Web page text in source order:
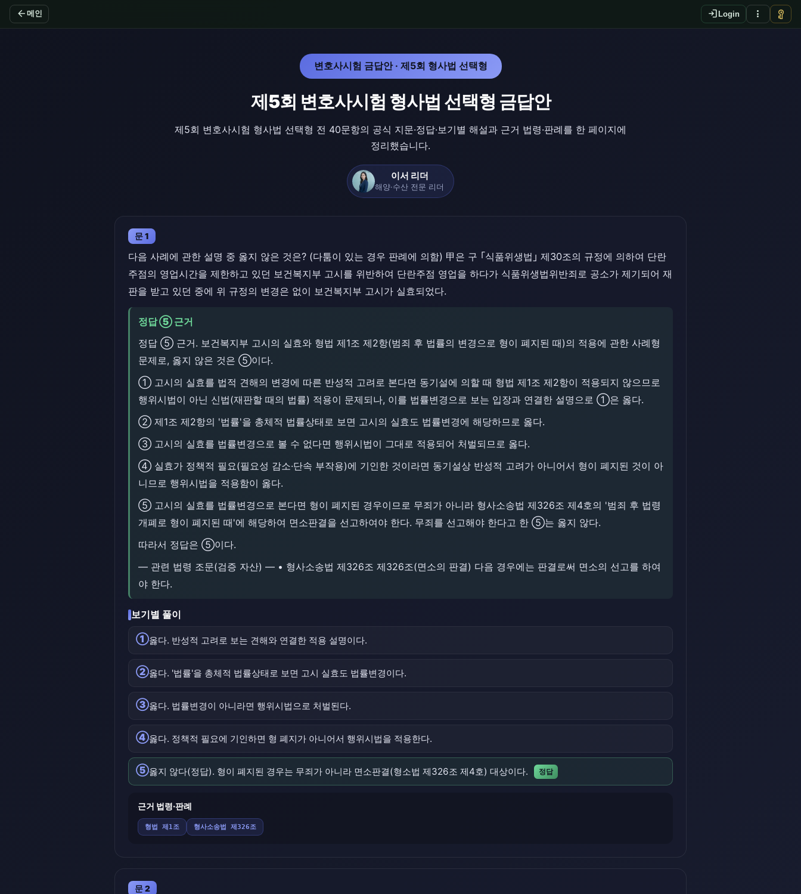
arrow_back 메인 login Login more_vert vpn_key
변호사시험 금답안 · 제5회 형사법 선택형
제5회 변호사시험 형사법 선택형 금답안
제5회 변호사시험 형사법 선택형 전 40문항의 공식 지문·정답·보기별 해설과 근거 법령·판례를 한 페이지에
정리했습니다.
이서 리더
해양·수산 전문 리더
문 1
다음 사례에 관한 설명 중 옳지 않은 것은? (다툼이 있는 경우 판례에 의함) 甲은 구 ｢식품위생법｣ 제30조의 규정에 의하여 단란
주점의 영업시간을 제한하고 있던 보건복지부 고시를 위반하여 단란주점 영업을 하다가 식품위생법위반죄로 공소가 제기되어 재
판을 받고 있던 중에 위 규정의 변경은 없이 보건복지부 고시가 실효되었다.
정답 ⑤ 근거
정답 ⑤ 근거. 보건복지부 고시의 실효와 형법 제1조 제2항(범죄 후 법률의 변경으로 형이 폐지된 때)의 적용에 관한 사례형
문제로, 옳지 않은 것은 ⑤이다.
① 고시의 실효를 법적 견해의 변경에 따른 반성적 고려로 본다면 동기설에 의할 때 형법 제1조 제2항이 적용되지 않으므로
행위시법이 아닌 신법(재판할 때의 법률) 적용이 문제되나, 이를 법률변경으로 보는 입장과 연결한 설명으로 ①은 옳다.
② 제1조 제2항의 '법률'을 총체적 법률상태로 보면 고시의 실효도 법률변경에 해당하므로 옳다.
③ 고시의 실효를 법률변경으로 볼 수 없다면 행위시법이 그대로 적용되어 처벌되므로 옳다.
④ 실효가 정책적 필요(필요성 감소·단속 부작용)에 기인한 것이라면 동기설상 반성적 고려가 아니어서 형이 폐지된 것이 아
니므로 행위시법을 적용함이 옳다.
⑤ 고시의 실효를 법률변경으로 본다면 형이 폐지된 경우이므로 무죄가 아니라 형사소송법 제326조 제4호의 '범죄 후 법령
개폐로 형이 폐지된 때'에 해당하여 면소판결을 선고하여야 한다. 무죄를 선고해야 한다고 한 ⑤는 옳지 않다.
따라서 정답은 ⑤이다.
― 관련 법령 조문(검증 자산) ― • 형사소송법 제326조 제326조(면소의 판결) 다음 경우에는 판결로써 면소의 선고를 하여
야 한다.
보기별 풀이
①옳다. 반성적 고려로 보는 견해와 연결한 적용 설명이다.
②옳다. '법률'을 총체적 법률상태로 보면 고시 실효도 법률변경이다.
③옳다. 법률변경이 아니라면 행위시법으로 처벌된다.
④옳다. 정책적 필요에 기인하면 형 폐지가 아니어서 행위시법을 적용한다.
⑤옳지 않다(정답). 형이 폐지된 경우는 무죄가 아니라 면소판결(형소법 제326조 제4호) 대상이다. 정답
근거 법령·판례
형법 제1조 형사소송법 제326조
문 2